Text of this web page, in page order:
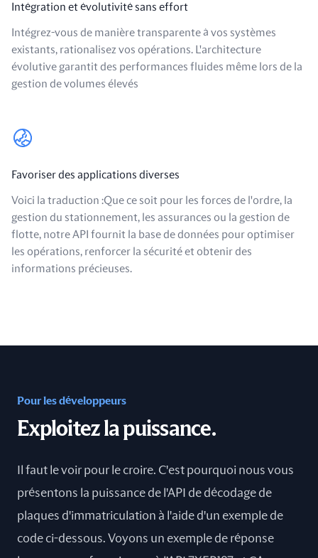
Intégration et évolutivité sans effort
Intégrez-vous de manière transparente à vos systèmes
existants, rationalisez vos opérations. L'architecture
évolutive garantit des performances fluides même lors de la
gestion de volumes élevés
Favoriser des applications diverses
Voici la traduction :Que ce soit pour les forces de l'ordre, la
gestion du stationnement, les assurances ou la gestion de
flotte, notre API fournit la base de données pour optimiser
les opérations, renforcer la sécurité et obtenir des
informations précieuses.
Pour les développeurs
Exploitez la puissance.
Il faut le voir pour le croire. C'est pourquoi nous vous
présentons la puissance de l'API de décodage de
plaques d'immatriculation à l'aide d'un exemple de
code ci-dessous. Voyons un exemple de réponse